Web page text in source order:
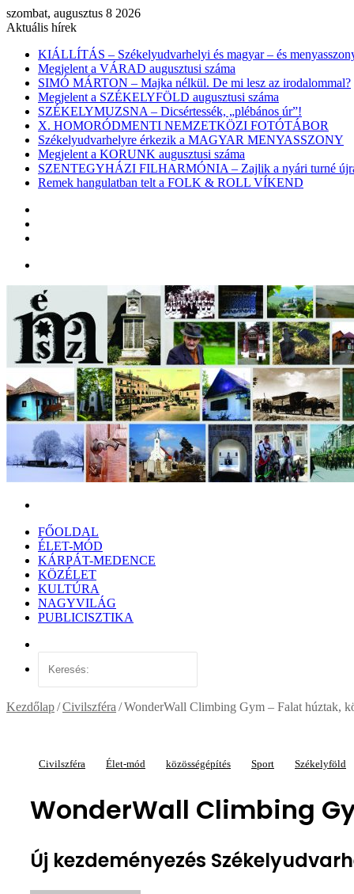
szombat, augusztus 8 2026
Aktuális hírek
KIÁLLÍTÁS – Székelyudvarhelyi és magyar – és
Megjelent a VÁRAD augusztusi száma
SIMÓ MÁRTON – Majka nélkül. De mi lesz az irodalommal?
Megjelent a SZÉKELYFÖLD augusztusi száma
SZÉKELYMUZSNA – Dicsértessék, „plébános úr”!
X. HOMORÓDMENTI NEMZETKÖZI FOTÓTÁBOR
Székelyudvarhelyre érkezik a MAGYAR MENYASSZONY
Megjelent a KORUNK augusztusi száma
SZENTEGYHÁZI FILHARMÓNIA – Zajlik a nyári turné
Remek hangulatban telt a FOLK & ROLL VÍKEND
FŐOLDAL
ÉLET-MÓD
KÁRPÁT-MEDENCE
KÖZÉLET
KULTÚRA
NAGYVILÁG
PUBLICISZTIKA
Kezdőlap/Civilszféra /WonderWall Climbing Gym – Falat húztak,
Civilszféra Élet-mód közösségépítés Sport Székelyföld
WonderWall Climbing
Új kezdeményezés